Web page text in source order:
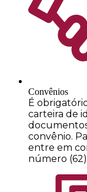
Convênios
É
carteira de
convênio.
entre em
número